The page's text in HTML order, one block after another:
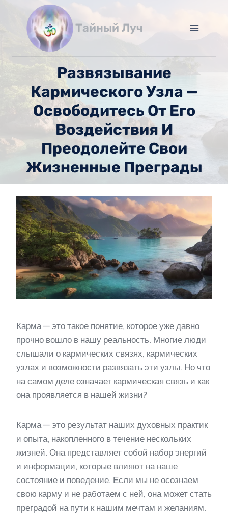
содержимому
Тайный Луч
Развязывание
Кармического Узла —
Освободитесь От Его
Воздействия И
Преодолейте Свои
Жизненные Преграды
Карма — это такое понятие, которое уже давно
прочно вошло в нашу реальность. Многие люди
слышали о кармических связях, кармических
узлах и возможности развязать эти узлы. Но что
на самом деле означает кармическая связь и как
она проявляется в нашей жизни?
Карма — это результат наших духовных практик
и опыта, накопленного в течение нескольких
жизней. Она представляет собой набор энергий
и информации, которые влияют на наше
состояние и поведение. Если мы не осознаем
свою карму и не работаем с ней, она может стать
преградой на пути к нашим мечтам и желаниям.